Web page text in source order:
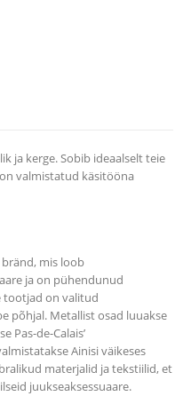
ja kerge. Sobib ideaalselt teie
valmistatud käsitööna
mis loob
ja on pühendunud
tootjad on valitud
põhjal. Metallist osad luuakse
Pas-de-Calais’
Ainisi väikeses
materjalid ja tekstiilid, et
juukseaksessuaare.